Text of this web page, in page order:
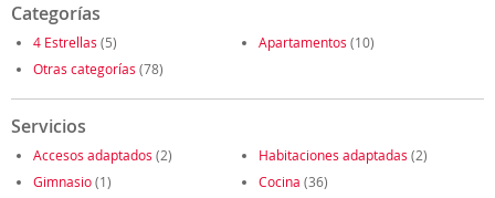
Categorías
4 Estrellas (5) Apartamentos (10)
Otras categorías (78)
Servicios
Accesos adaptados (2) Habitaciones adaptadas (2)
Gimnasio(1) Cocina (36)